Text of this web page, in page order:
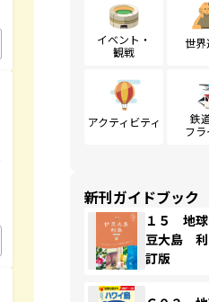
イベント・
観戦
世界
アクティビティ
鉄
フラ
新刊ガイドブック
１５ 地
豆大島 利
訂版